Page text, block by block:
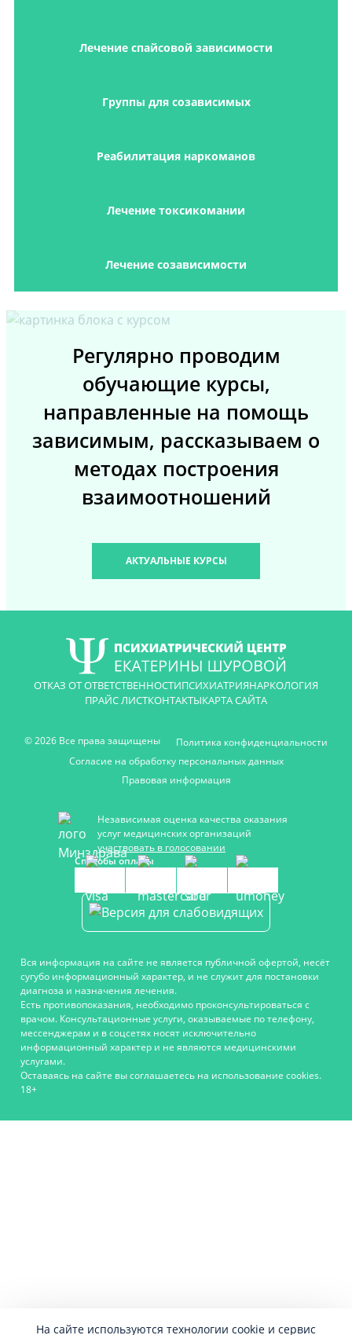
Лечение спайсовой зависимости
Группы для созависимых
Реабилитация наркоманов
Лечение токсикомании
Лечение созависимости
Регулярно проводим
обучающие курсы,
направленные на помощь
зависимым, рассказываем о
методах построения
взаимоотношений
АКТУАЛЬНЫЕ КУРСЫ
ОТКАЗ ОТ ОТВЕТСТВЕННОСТИПСИХИАТРИЯНАРКОЛОГИЯ
ПРАЙС ЛИСТКОНТАКТЫКАРТА САЙТА
© 2026 Все права защищены
Политика конфиденциальности
Согласие на обработку персональных данных
Правовая информация
Независимая оценка качества оказания
услуг медицинских организаций
участвовать в голосовании
Способы оплаты
Вся информация на сайте не является публичной офертой, несёт
сугубо информационный характер, и не служит для постановки
диагноза и назначения лечения.
Есть противопоказания, необходимо проконсультироваться с
врачом. Консультационные услуги, оказываемые по телефону,
мессенджерам и в соцсетях носят исключительно
информационный характер и не являются медицинскими
услугами.
Оставаясь на сайте вы соглашаетесь на использование cookies.
18+
На сайте используются технологии cookie и сервис